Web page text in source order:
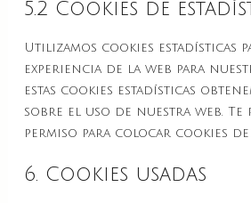
5.2 Cookies de
Utilizamos cookies estadísticas
experiencia de la web para
estas cookies estadísticas
sobre el uso de nuestra web. Te
permiso para colocar cookies de
6. Cookies usadas